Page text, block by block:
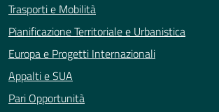
Trasporti e Mobilità
Pianificazione Territoriale e Urbanistica
Europa e Progetti Internazionali
Appalti e SUA
Pari Opportunità